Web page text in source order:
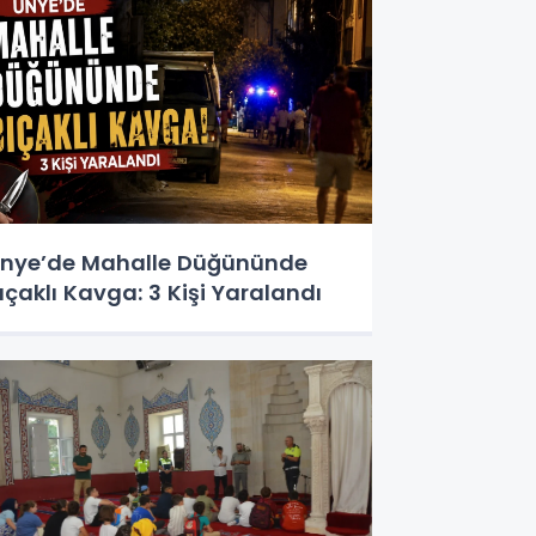
Mahalle Düğününde
Kavga: 3 Kişi Yaralandı